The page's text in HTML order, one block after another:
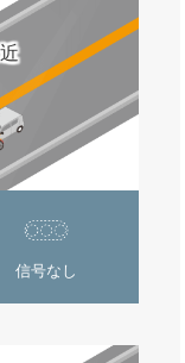
信号なし